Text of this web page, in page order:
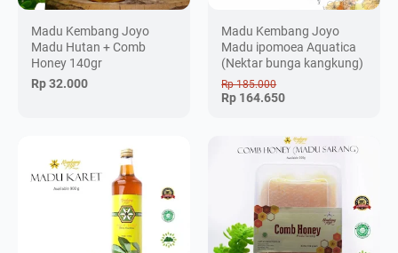
Madu Kembang Joyo
Madu Hutan + Comb
Honey 140gr
Rp 32.000
Madu Kembang Joyo
Madu ipomoea Aquatica
(Nektar bunga kangkung)
Rp 185.000
Rp 164.650